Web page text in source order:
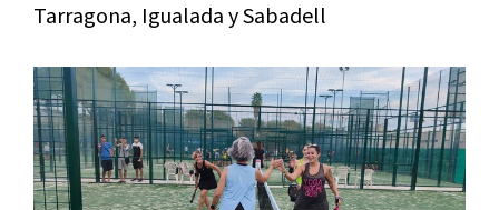
Tarragona, Igualada y Sabadell